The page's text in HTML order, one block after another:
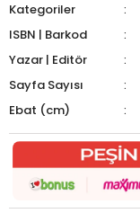
Kategoriler
ISBN | Barkod
Yazar | Editör
Sayfa Sayısı
Ebat (cm)